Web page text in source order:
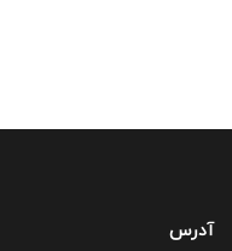
آدرس